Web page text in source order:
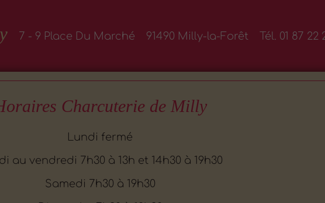
7 - 9 Place Du Marché 91490 Milly-la-Forêt Tél. 01 87 22
Charcuterie de Milly
Lundi fermé
au vendredi 7h30 à 13h et 14h30 à 19h30
Samedi 7h30 à 19h30